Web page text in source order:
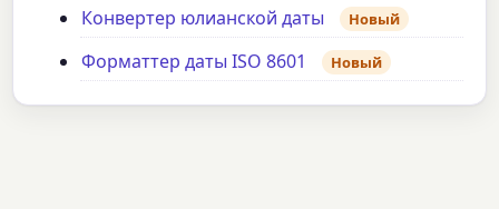
Конвертер юлианской даты Новый
Форматтер даты ISO 8601 Новый